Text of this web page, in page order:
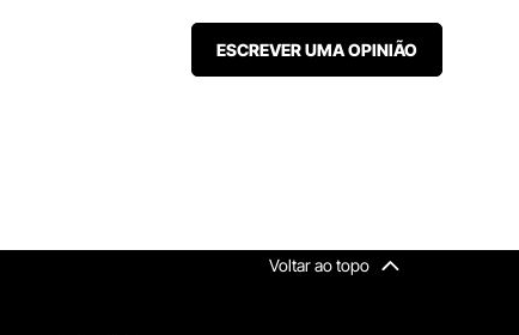
ESCREVER UMA OPINIÃO
Voltar ao topo